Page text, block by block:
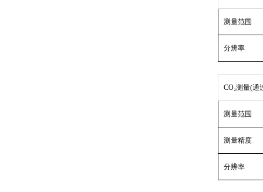
测量范围
分辨率
CO₂测量(通
测量范围
测量精度
分辨率